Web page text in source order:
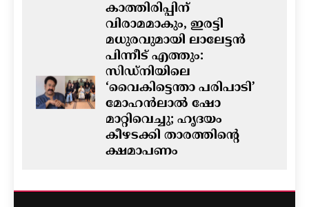
കാത്തിരിപ്പിന്
വിരാമമാകും, ഇരട്ടി
മധുരവുമായി ലാലേട്ടൻ
പിന്നീട് എത്തും:
സിഡ്നിയിലെ
‘വൈകിട്ടെന്താ പരിപാടി’
മോഹൻലാൽ ഷോ
മാറ്റിവെച്ചു; ഹൃദയം
കീഴടക്കി താരത്തിന്റെ
ക്ഷമാപണം